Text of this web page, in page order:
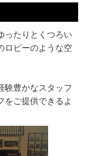
ったりとくつろい
ロビーのような空
験豊かなスタッフ
をご提供できるよ